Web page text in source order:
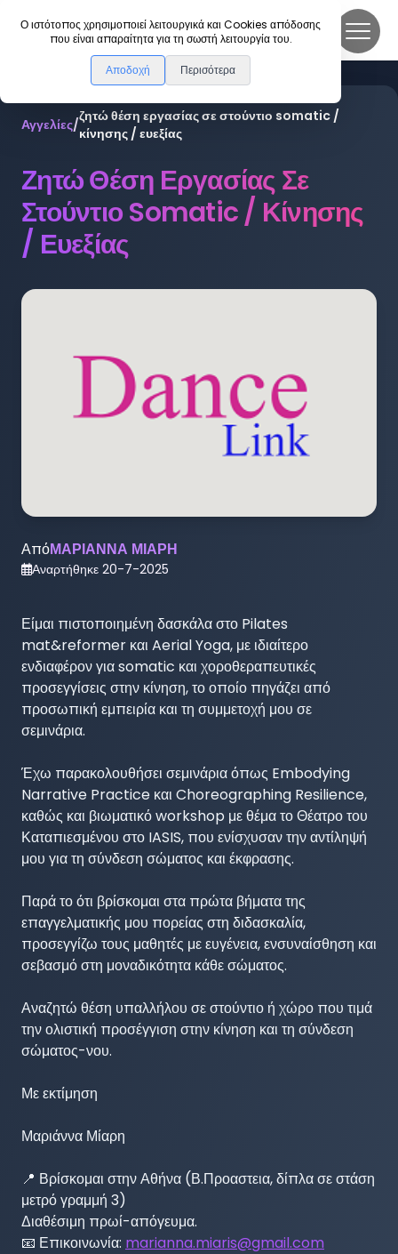
Ο ιστότοπος χρησιμοποιεί λειτουργικά και Cookies απόδοσης
που είναι απαραίτητα για τη σωστή λειτουργία του.
Αποδοχή Περισότερα
DanceLink
Αγγελίες/ζητώ θέση εργασίας σε στούντιο somatic /
κίνησης / ευεξίας
Ζητώ Θέση Εργασίας Σε
Στούντιο Somatic / Κίνησης
/ Ευεξίας
ΑπόΜΑΡΙΑΝΝΑ ΜΙΑΡΗ
Αναρτήθηκε 20-7-2025
Είμαι πιστοποιημένη δασκάλα στο Pilates
mat&reformer και Aerial Yoga, με ιδιαίτερο
ενδιαφέρον για somatic και χοροθεραπευτικές
προσεγγίσεις στην κίνηση, το οποίο πηγάζει από
προσωπική εμπειρία και τη συμμετοχή μου σε
σεμινάρια.
Έχω παρακολουθήσει σεμινάρια όπως Embodying
Narrative Practice και Choreographing Resilience,
καθώς και βιωματικό workshop με θέμα το Θέατρο του
Καταπιεσμένου στο IASIS, που ενίσχυσαν την αντίληψή
μου για τη σύνδεση σώματος και έκφρασης.
Παρά το ότι βρίσκομαι στα πρώτα βήματα της
επαγγελματικής μου πορείας στη διδασκαλία,
προσεγγίζω τους μαθητές με ευγένεια, ενσυναίσθηση και
σεβασμό στη μοναδικότητα κάθε σώματος.
Αναζητώ θέση υπαλλήλου σε στούντιο ή χώρο που τιμά
την ολιστική προσέγγιση στην κίνηση και τη σύνδεση
σώματος-νου.
Με εκτίμηση
Μαριάννα Μίαρη
📍 Βρίσκομαι στην Αθήνα (Β.Προαστεια, δίπλα σε στάση
μετρό γραμμή 3)
Διαθέσιμη πρωί-απόγευμα.
📧 Επικοινωνία: marianna.miaris@gmail.com